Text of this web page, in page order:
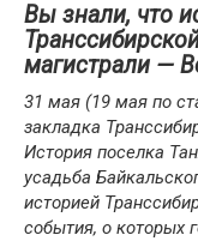
Вы знали, что
магистрали —
31 мая (19 мая по
закладка
История поселка
усадьба
историей
события, о которых